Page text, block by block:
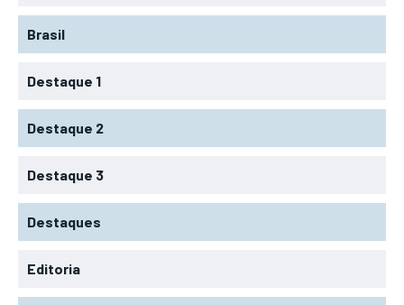
Brasil
Destaque 1
Destaque 2
Destaque 3
Destaques
Editoria